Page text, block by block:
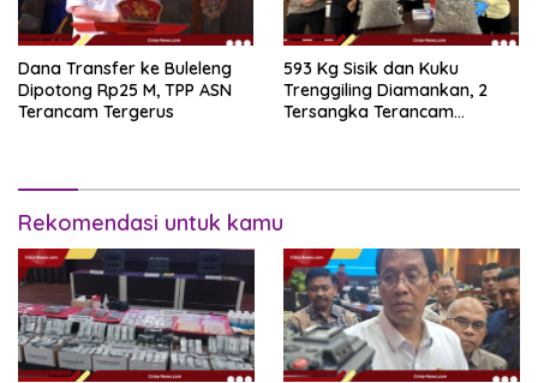
Dana Transfer ke Buleleng
Dipotong Rp25 M, TPP ASN
Terancam Tergerus
593 Kg Sisik dan Kuku
Trenggiling Diamankan, 2
Tersangka Terancam
Rekomendasi untuk kamu